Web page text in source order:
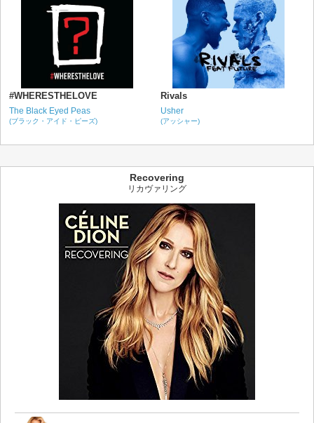
#WHERESTHELOVE
The Black Eyed Peas
(ブラック・アイド・ピーズ)
Rivals
Usher
(アッシャー)
Recovering
リカヴァリング